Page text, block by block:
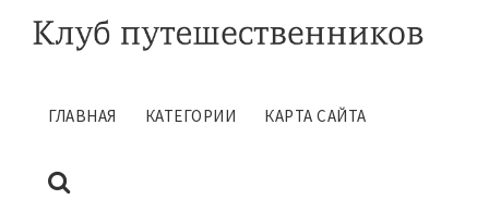
ГЛАВНАЯ КАТЕГОРИИ КАРТА САЙТА
СОВЕТЫ ТУРИСТАМ В